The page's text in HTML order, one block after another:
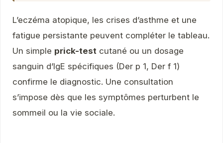
L’eczéma atopique, les crises d’asthme et une
fatigue persistante peuvent compléter le tableau.
Un simple prick-test cutané ou un dosage
sanguin d’IgE spécifiques (Der p 1, Der f 1)
confirme le diagnostic. Une consultation
s’impose dès que les symptômes perturbent le
sommeil ou la vie sociale.